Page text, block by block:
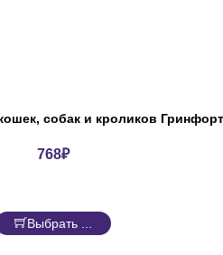
собак и кроликов Гринфорт
768₽
Выбрать ...